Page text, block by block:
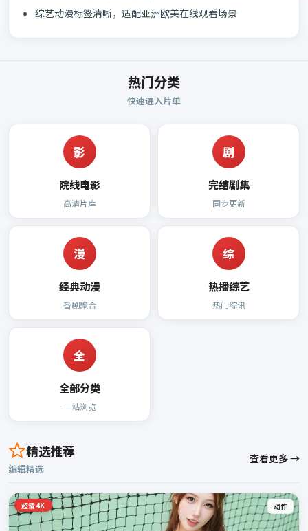
综艺动漫标签清晰，适配亚洲欧美在线观看场景
热门分类
快速进入片单
影
院线电影
高清片库
剧
完结剧集
同步更新
漫
经典动漫
番剧聚合
综
热播综艺
热门综讯
全
全部分类
一站浏览
精选推荐
编辑精选
查看更多 →
超清4K 动作